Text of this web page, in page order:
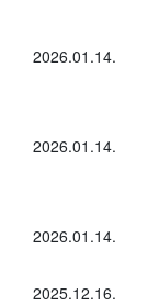
2026.01.14.
2026.01.14.
2026.01.14.
2025.12.16.